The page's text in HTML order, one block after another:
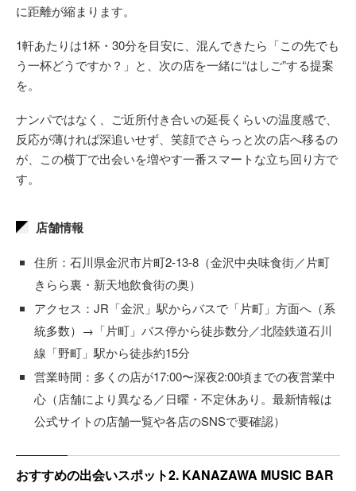
に距離が縮まります。
1軒あたりは1杯・30分を目安に、混んできたら「この先でも
う一杯どうですか？」と、次の店を一緒に“はしご”する提案
を。
ナンパではなく、ご近所付き合いの延長くらいの温度感で、
反応が薄ければ深追いせず、笑顔でさらっと次の店へ移るの
が、この横丁で出会いを増やす一番スマートな立ち回り方で
す。
店舗情報
住所：石川県金沢市片町2-13-8（金沢中央味食街／片町
きらら裏・新天地飲食街の奥）
アクセス：JR「金沢」駅からバスで「片町」方面へ（系
統多数）→「片町」バス停から徒歩数分／北陸鉄道石川
線「野町」駅から徒歩約15分
営業時間：多くの店が17:00〜深夜2:00頃までの夜営業中
心（店舗により異なる／日曜・不定休あり。最新情報は
公式サイトの店舗一覧や各店のSNSで要確認）
おすすめの出会いスポット2. KANAZAWA MUSIC BAR